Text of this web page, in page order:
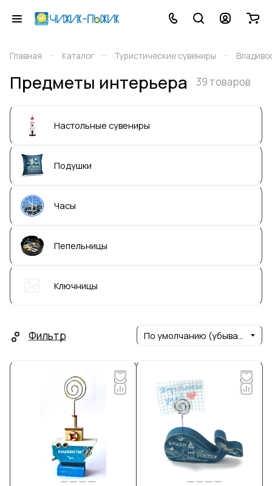
Главная – Каталог – Туристические сувениры –
Предметы интерьера 39 товаров
Настольные сувениры
Подушки
Часы
Пепельницы
Ключницы
Фильтр По умолчанию (убывание)